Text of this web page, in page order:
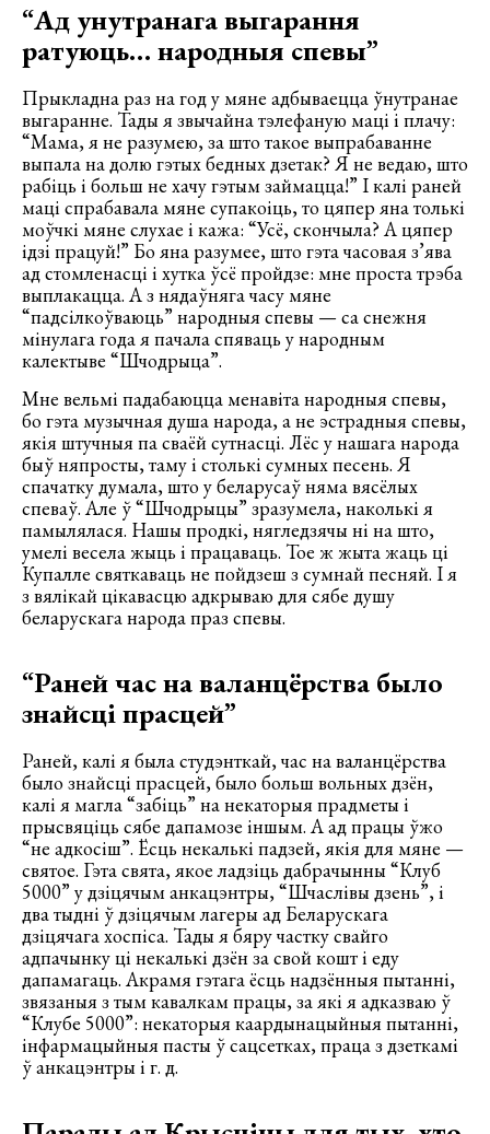
“Ад унутранага выгарання
ратуюць… народныя спевы”
Прыкладна раз на год у мяне адбываецца ўнутранае
выгаранне. Тады я звычайна тэлефаную маці і плачу:
“Мама, я не разумею, за што такое выпрабаванне
выпала на долю гэтых бедных дзетак? Я не ведаю, што
рабіць і больш не хачу гэтым займацца!” І калі раней
маці спрабавала мяне супакоіць, то цяпер яна толькі
моўчкі мяне слухае і кажа: “Усё, скончыла? А цяпер
ідзі працуй!” Бо яна разумее, што гэта часовая з’ява
ад стомленасці і хутка ўсё пройдзе: мне проста трэба
выплакацца. А з нядаўняга часу мяне
“падсілкоўваюць” народныя спевы — са снежня
мінулага года я пачала спяваць у народным
калектыве “Шчодрыца”.
Мне вельмі падабаюцца менавіта народныя спевы,
бо гэта музычная душа народа, а не эстрадныя спевы,
якія штучныя па сваёй сутнасці. Лёс у нашага народа
быў няпросты, таму і столькі сумных песень. Я
спачатку думала, што у беларусаў няма вясёлых
спеваў. Але ў “Шчодрыцы” зразумела, наколькі я
памылялася. Нашы продкі, нягледзячы ні на што,
умелі весела жыць і працаваць. Тое ж жыта жаць ці
Купалле святкаваць не пойдзеш з сумнай песняй. І я
з вялікай цікавасцю адкрываю для сябе душу
беларускага народа праз спевы.
“Раней час на валанцёрства было
знайсці прасцей”
Раней, калі я была студэнткай, час на валанцёрства
было знайсці прасцей, было больш вольных дзён,
калі я магла “забіць” на некаторыя прадметы і
прысвяціць сябе дапамозе іншым. А ад працы ўжо
“не адкосіш”. Ёсць некалькі падзей, якія для мяне —
святое. Гэта свята, якое ладзіць дабрачынны “Клуб
5000” у дзіцячым анкацэнтры, “Шчаслівы дзень”, і
два тыдні ў дзіцячым лагеры ад Беларускага
дзіцячага хоспіса. Тады я бяру частку свайго
адпачынку ці некалькі дзён за свой кошт і еду
дапамагаць. Акрамя гэтага ёсць надзённыя пытанні,
звязаныя з тым кавалкам працы, за які я адказваю ў
“Клубе 5000”: некаторыя каардынацыйныя пытанні,
інфармацыйныя пасты ў сацсетках, праца з дзеткамі
ў анкацэнтры і г. д.